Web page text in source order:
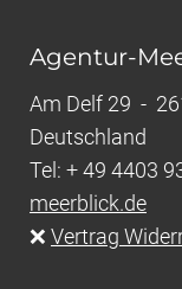
Agentur-
Am Delf 29 -
Deutschland
Tel: + 49 4403
meerblick.de
❌ Vertrag